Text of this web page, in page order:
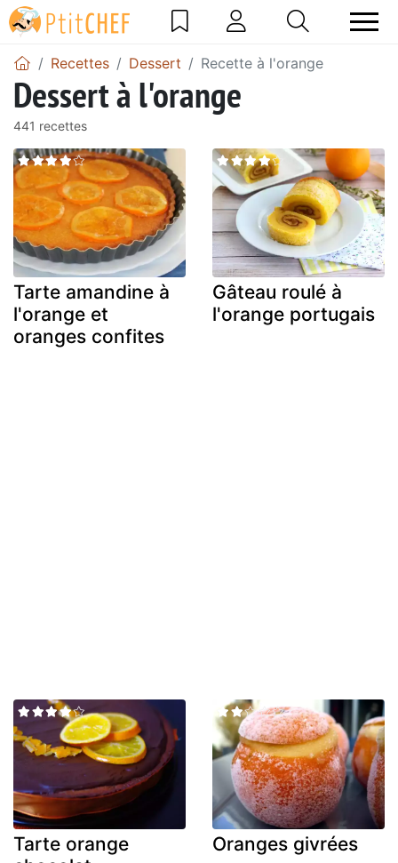
Recettes Dessert Recette à l'orange
Dessert à l'orange
441 recettes
Tarte amandine à
l'orange et
oranges confites
Gâteau roulé à
l'orange portugais
Tarte orange
Oranges givrées